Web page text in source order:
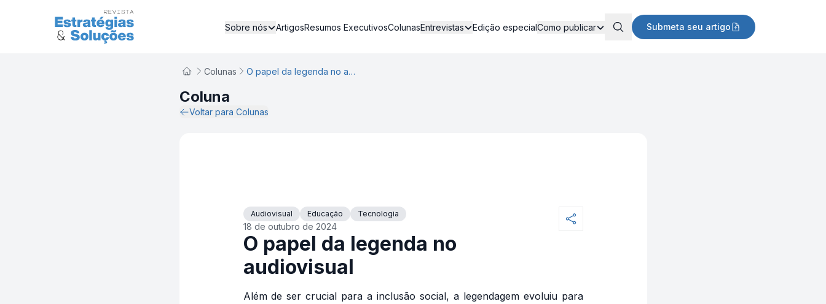
Sobre nós ArtigosResumos ExecutivosColunasEntrevistas Edição especialComo publicar Submeta seu artigo
Colunas O papel da legenda no audiovisual
Coluna
Voltar para Colunas
Audiovisual Educação Tecnologia
18 de outubro de 2024
O papel da legenda no
audiovisual
Além de ser crucial para a inclusão social, a legendagem evoluiu para